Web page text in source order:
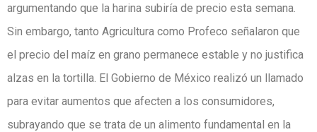
argumentando que la harina subiría de precio esta semana.
Sin embargo, tanto Agricultura como Profeco señalaron que
el precio del maíz en grano permanece estable y no justifica
alzas en la tortilla. El Gobierno de México realizó un llamado
para evitar aumentos que afecten a los consumidores,
subrayando que se trata de un alimento fundamental en la